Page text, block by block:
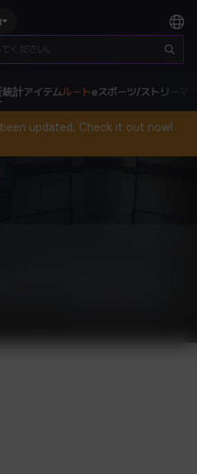
統計アイテムルートeスポーツ/ストリーマ
updated. Check it out now!